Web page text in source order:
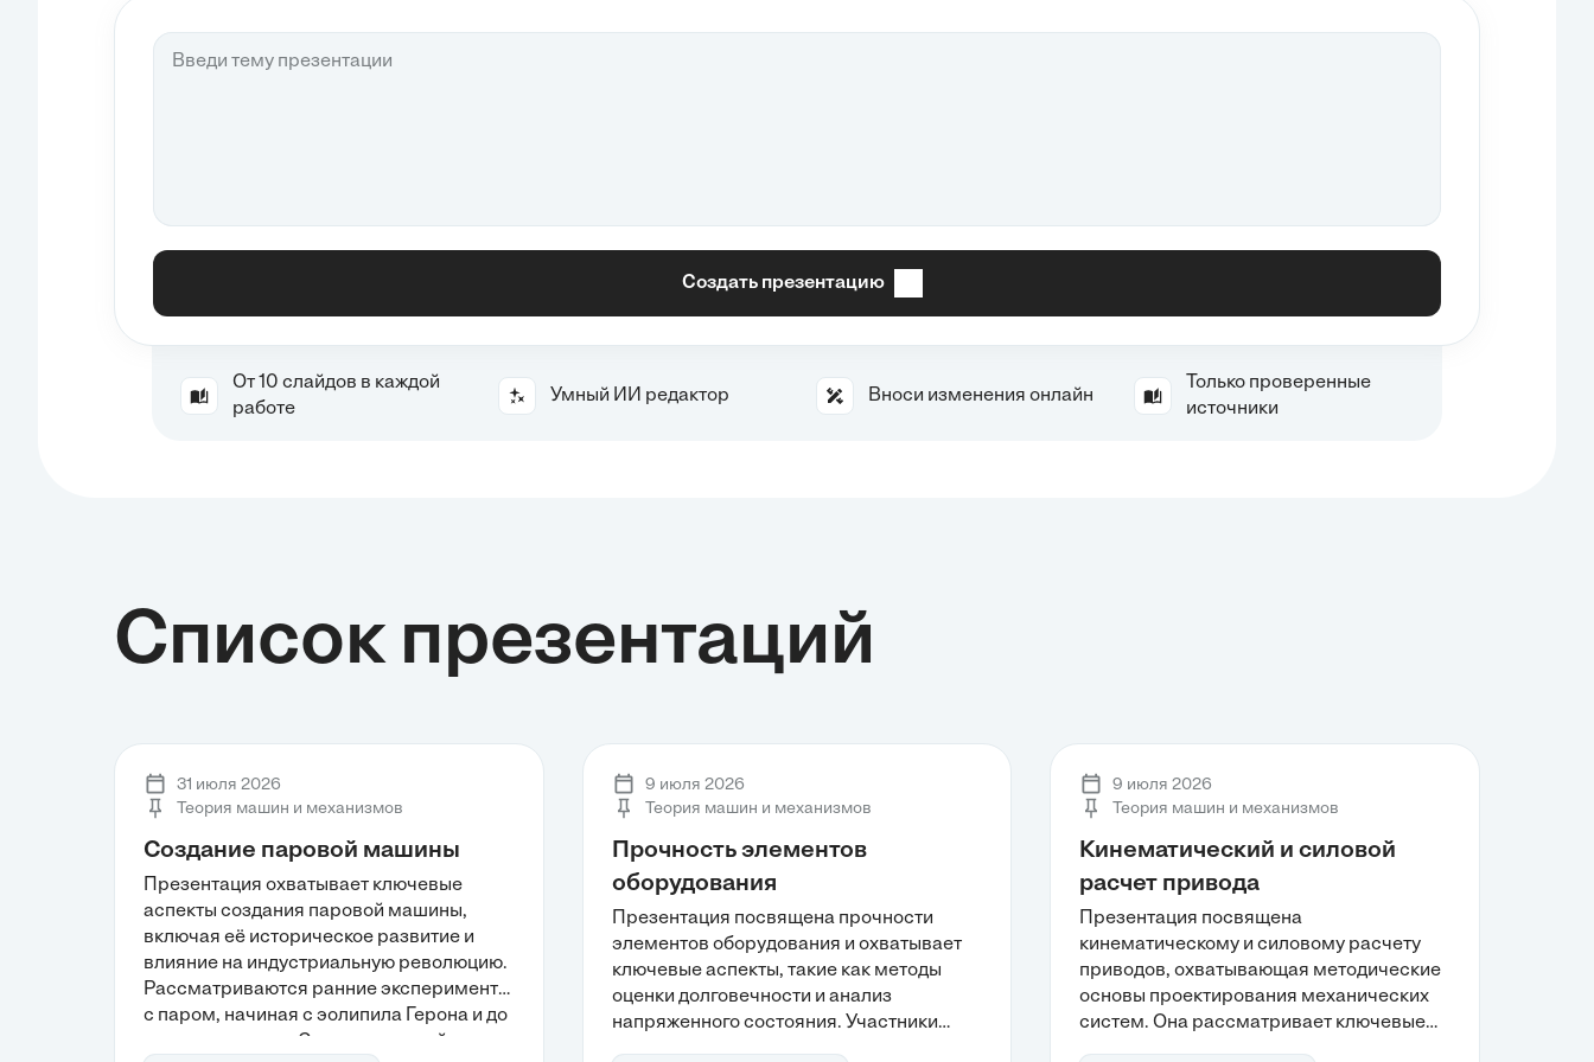
Создать презентацию
От 10 слайдов в каждой
работе
Умный ИИ редактор Вноси изменения онлайн
Только проверенные
источники
Список презентаций
31 июля 2026
Теория машин и механизмов
Создание паровой машины
Презентация охватывает ключевые
аспекты создания паровой машины,
включая её историческое развитие и
влияние на индустриальную революцию.
Рассматриваются ранние эксперименты
с паром, начиная с эолипила Герона и до
парового насоса Севери, который стал
9 июля 2026
Теория машин и механизмов
Прочность элементов
оборудования
Презентация посвящена прочности
элементов оборудования и охватывает
ключевые аспекты, такие как методы
оценки долговечности и анализ
напряженного состояния. Участники
9 июля 2026
Теория машин и механизмов
Кинематический и силовой
расчет привода
Презентация посвящена
кинематическому и силовому расчету
приводов, охватывающая методические
основы проектирования механических
систем. Она рассматривает ключевые